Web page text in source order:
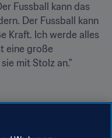
Fussball kann das
Der Fussball kann
Kraft. Ich werde alles
eine große
mit Stolz an."